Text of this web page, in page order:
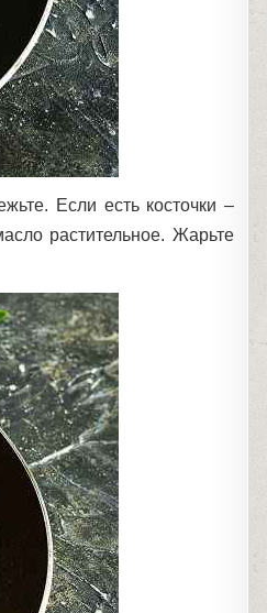
Если есть косточки –
растительное. Жарьте